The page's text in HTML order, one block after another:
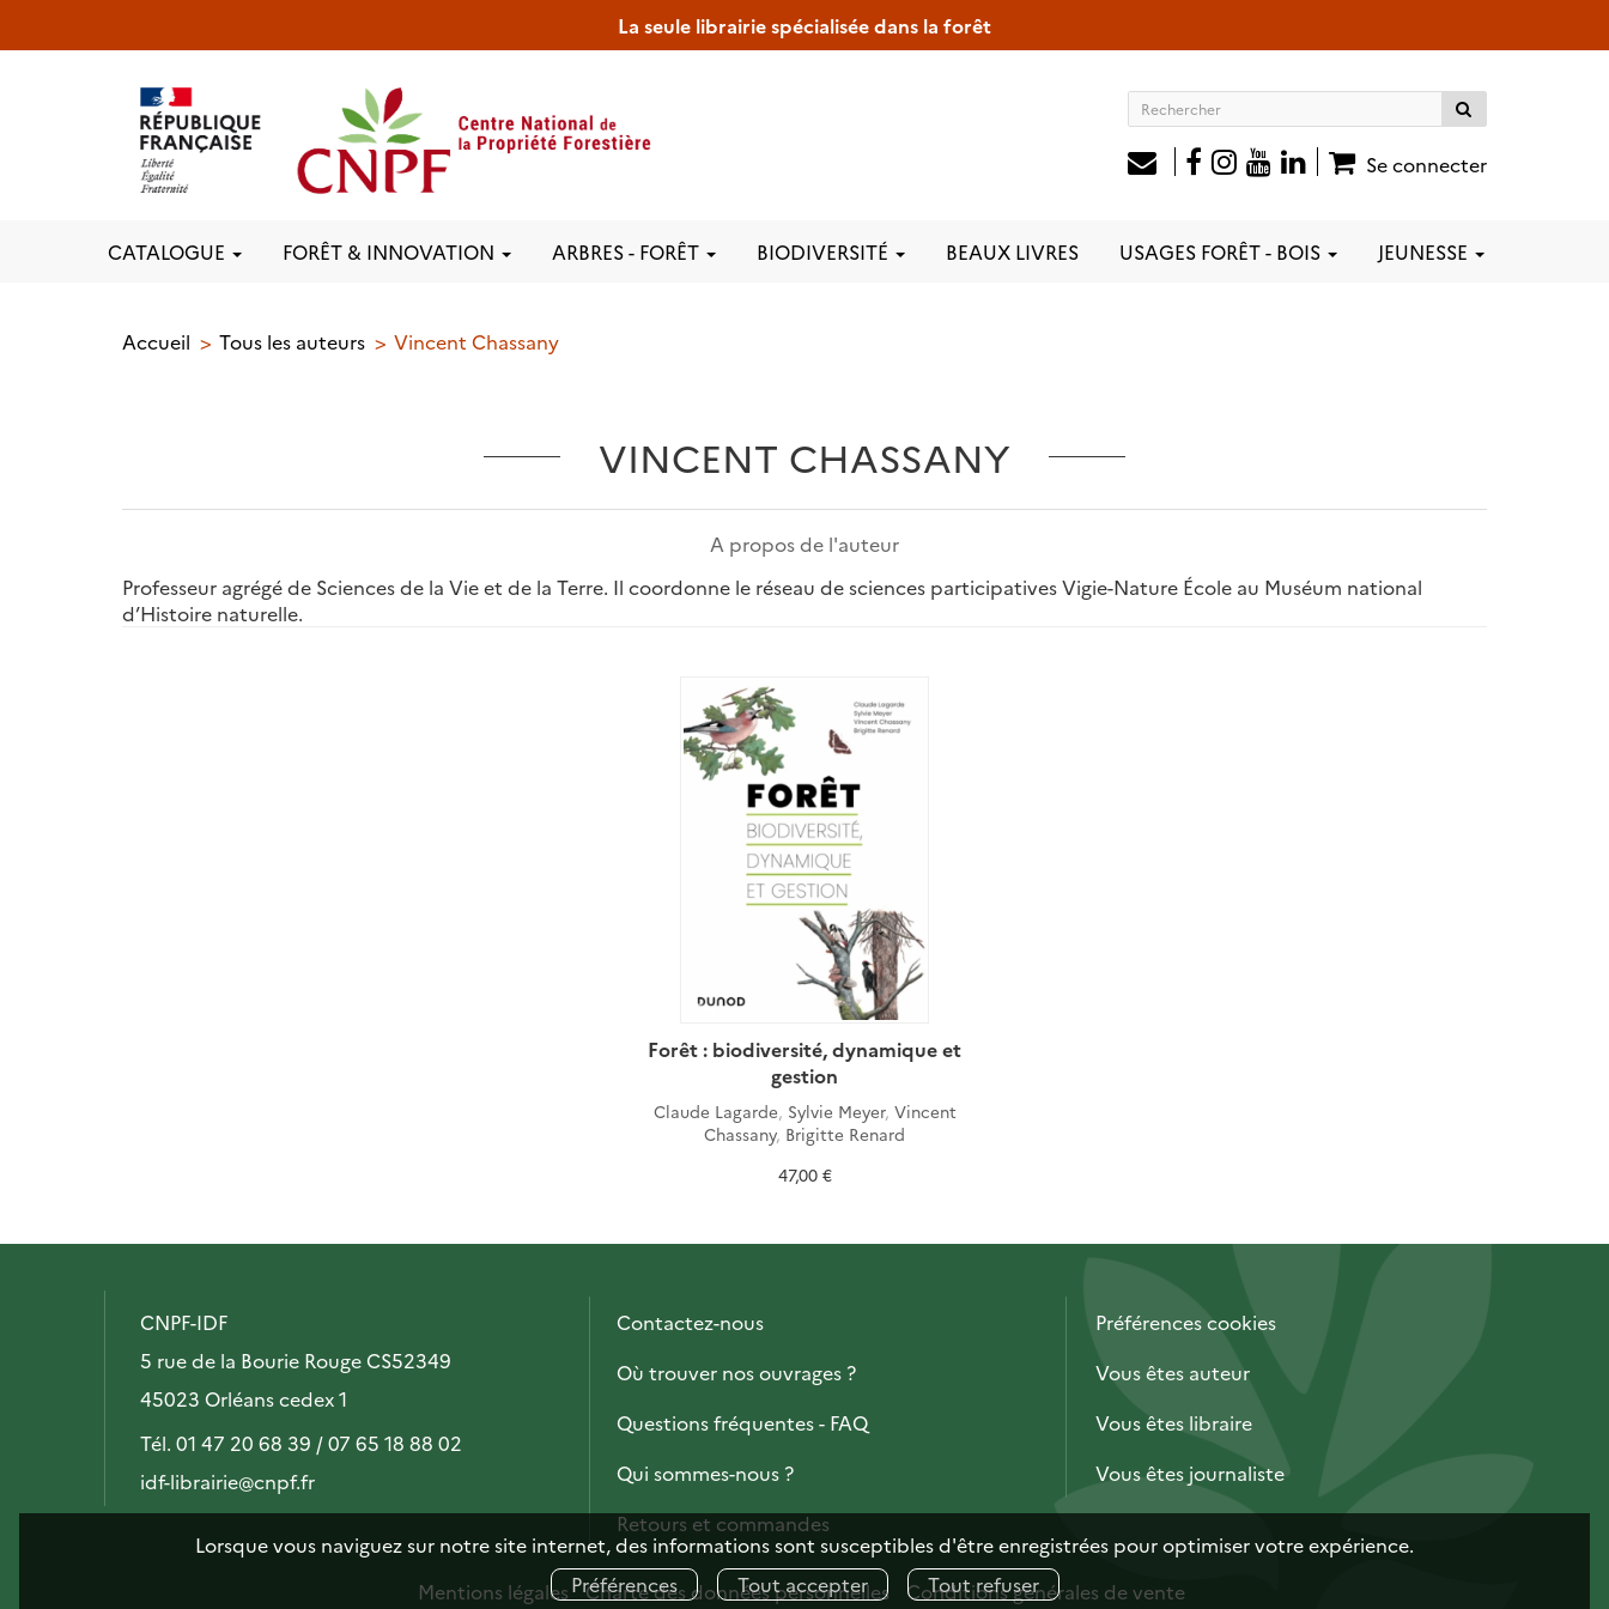
Lorsque vous naviguez sur notre site internet, des informations sont susceptibles d'être enregistrées pour optimiser votre expérience.
Préférences
Tout accepter Tout refuser
La seule librairie spécialisée dans la forêt
Rechercher
site
Se connecter
CATALOGUE FORÊT & INNOVATION ARBRES - FORÊT BIODIVERSITÉ BEAUX LIVRES USAGES FORÊT - BOIS JEUNESSE
Accueil Tous les auteurs Vincent Chassany
VINCENT CHASSANY
A propos de l'auteur
Professeur agrégé de Sciences de la Vie et de la Terre. Il coordonne le réseau de sciences participatives Vigie-Nature École au Muséum national
d’Histoire naturelle.
Forêt : biodiversité, dynamique et
gestion
Claude Lagarde, Sylvie Meyer, Vincent
Chassany, Brigitte Renard
47,00 €
CNPF-IDF
5 rue de la Bourie Rouge CS52349
45023 Orléans cedex 1
Tél. 01 47 20 68 39 / 07 65 18 88 02
idf-librairie@cnpf.fr
Contactez-nous
Où trouver nos ouvrages ?
Questions fréquentes - FAQ
Qui sommes-nous ?
Retours et commandes
Préférences cookies
Vous êtes auteur
Vous êtes libraire
Vous êtes journaliste
Mentions légales Charte des données personnelles Conditions générales de vente